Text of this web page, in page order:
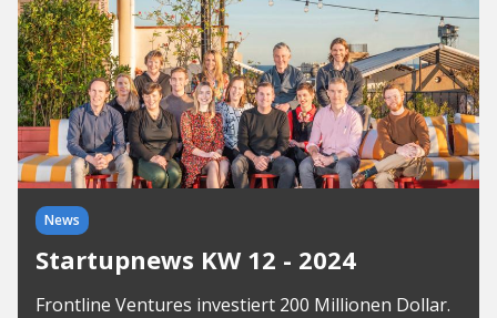
News
Startupnews KW 12 - 2024
Frontline Ventures investiert 200 Millionen Dollar.